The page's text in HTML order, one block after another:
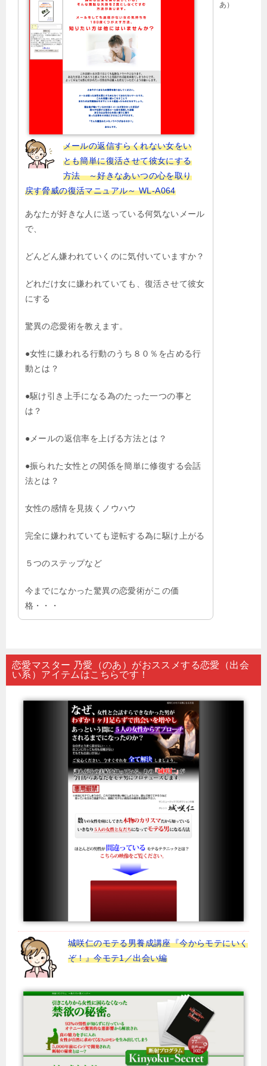
あ）
メールの返信すらくれない女をい
とも簡単に復活させて彼女にする
方法 ～好きなあいつの心を取り
戻す脅威の復活マニュアル～ WL-A064
あなたが好きな人に送っている何気ないメール
で、
どんどん嫌われていくのに気付いていますか？
どれだけ女に嫌われていても、復活させて彼女
にする
驚異の恋愛術を教えます。
●女性に嫌われる行動のうち８０％を占める行
動とは？
●駆け引き上手になる為のたった一つの事と
は？
●メールの返信率を上げる方法とは？
●振られた女性との関係を簡単に修復する会話
法とは？
女性の感情を見抜くノウハウ
完全に嫌われていても逆転する為に駆け上がる
５つのステップなど
今までになかった驚異の恋愛術がこの価
格・・・
恋愛マスター 乃愛（のあ）がおススメする恋愛（出会
い系）アイテムはこちらです！
城咲仁のモテる男養成講座『今からモテにいく
ぞ！』今モテ1／出会い編